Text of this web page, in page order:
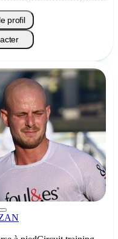
profil